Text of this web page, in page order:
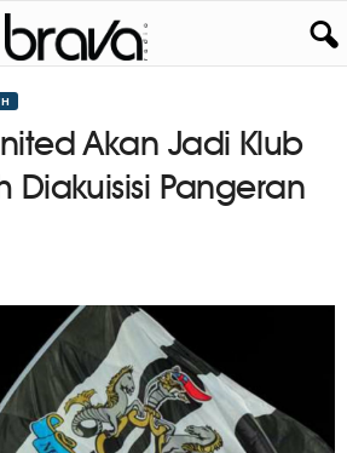
Akan Jadi Klub
Diakuisisi Pangeran